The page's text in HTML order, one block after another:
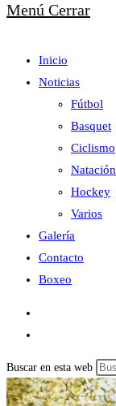
Menú Cerrar
Inicio
Noticias
Fútbol
Basquet
Ciclismo
Natación
Hockey
Varios
Galería
Contacto
Boxeo
Buscar en esta web